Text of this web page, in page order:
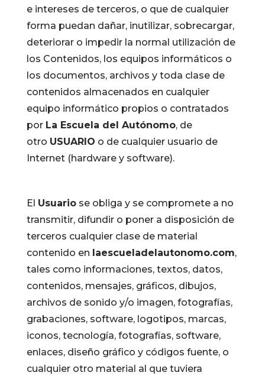
e intereses de terceros, o que de cualquier
forma puedan dañar, inutilizar, sobrecargar,
deteriorar o impedir la normal utilización de
los Contenidos, los equipos informáticos o
los documentos, archivos y toda clase de
contenidos almacenados en cualquier
equipo informático propios o contratados
por La Escuela del Autónomo, de
otro USUARIO o de cualquier usuario de
Internet (hardware y software).
El Usuariose obliga y se compromete a no
transmitir, difundir o poner a disposición de
terceros cualquier clase de material
contenido en laescueladelautonomo.com,
tales como informaciones, textos, datos,
contenidos, mensajes, gráficos, dibujos,
archivos de sonido y/o imagen, fotografías,
grabaciones, software, logotipos, marcas,
iconos, tecnología, fotografías, software,
enlaces, diseño gráfico y códigos fuente, o
cualquier otro material al que tuviera